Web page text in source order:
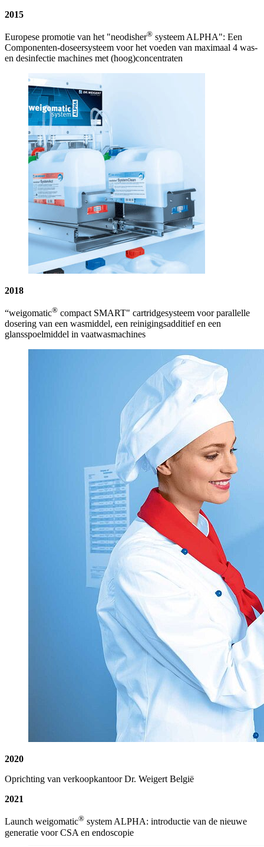
2015
Europese promotie van het "neodisher® systeem ALPHA": Een
Componenten-doseersysteem voor het voeden van maximaal 4 was-
en desinfectie machines met (hoog)concentraten
2018
“weigomatic® compact SMART" cartridgesysteem voor parallelle
dosering van een wasmiddel, een reinigingsadditief en een
glansspoelmiddel in vaatwasmachines
2020
Oprichting van verkoopkantoor Dr. Weigert België
2021
Launch weigomatic® system ALPHA: introductie van de nieuwe
generatie voor CSA en endoscopie